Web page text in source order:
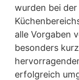
wurden bei
alle Vorgaben
besonders
erfolgreich